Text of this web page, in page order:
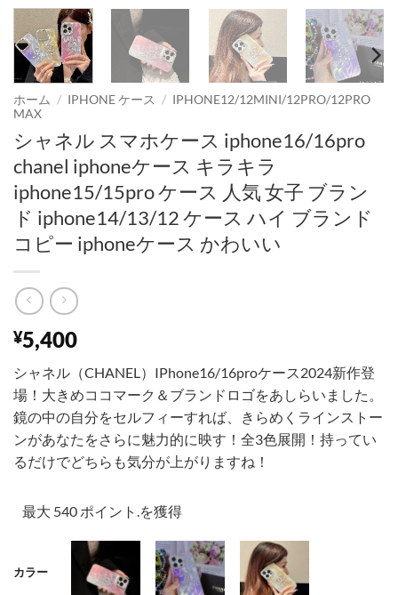
ホーム / IPHONE ケース / IPHONE12/12MINI/12PRO/12PRO
MAX
シャネル スマホケース iphone16/16pro
chanel iphoneケース キラキラ
iphone15/15pro ケース 人気 女子 ブラン
ド iphone14/13/12 ケース ハイ ブランド
コピー iphoneケース かわいい
¥5,400
シャネル（CHANEL）IPhone16/16proケース2024新作登
場！大きめココマーク＆ブランドロゴをあしらいました。
鏡の中の自分をセルフィーすれば、きらめくラインストー
ンがあなたをさらに魅力的に映す！全3色展開！持ってい
るだけでどちらも気分が上がりますね！
最大 540 ポイント.を獲得
カラー